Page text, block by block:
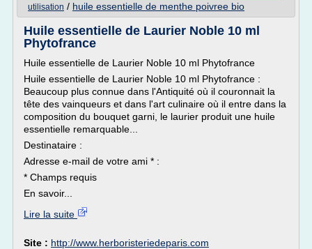
utilisation / huile essentielle de menthe poivree bio
Huile essentielle de Laurier Noble 10 ml
Phytofrance
Huile essentielle de Laurier Noble 10 ml Phytofrance
Huile essentielle de Laurier Noble 10 ml Phytofrance :
Beaucoup plus connue dans l'Antiquité où il couronnait la
tête des vainqueurs et dans l'art culinaire où il entre dans la
composition du bouquet garni, le laurier produit une huile
essentielle remarquable...
Destinataire :
Adresse e-mail de votre ami * :
* Champs requis
En savoir...
Lire la suite
Site : http://www.herboristeriedeparis.com